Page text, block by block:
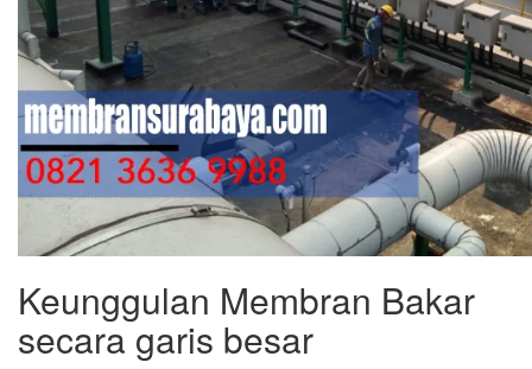
Keunggulan Membran Bakar
secara garis besar